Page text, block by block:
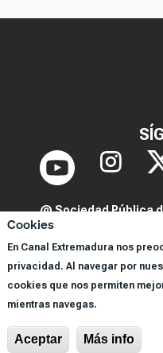
Cookies
En Canal Extremadura nos
privacidad. Al navegar por
cookies que nos permiten
mientras navegas.
Aceptar Más info
@ Sociedad Pública
POLITICA DE